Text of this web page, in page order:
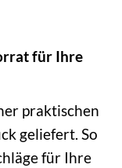
für Ihre
praktischen
geliefert. So
für Ihre